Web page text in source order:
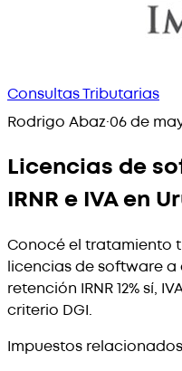
Consultas Tributarias
Rodrigo Abaz·06 de
Licencias de
IRNR e IVA en
Conocé el tratamiento
licencias de software a
retención IRNR 12% sí,
criterio DGI.
Impuestos relacionados